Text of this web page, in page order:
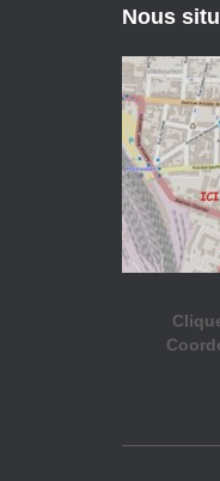
Nous